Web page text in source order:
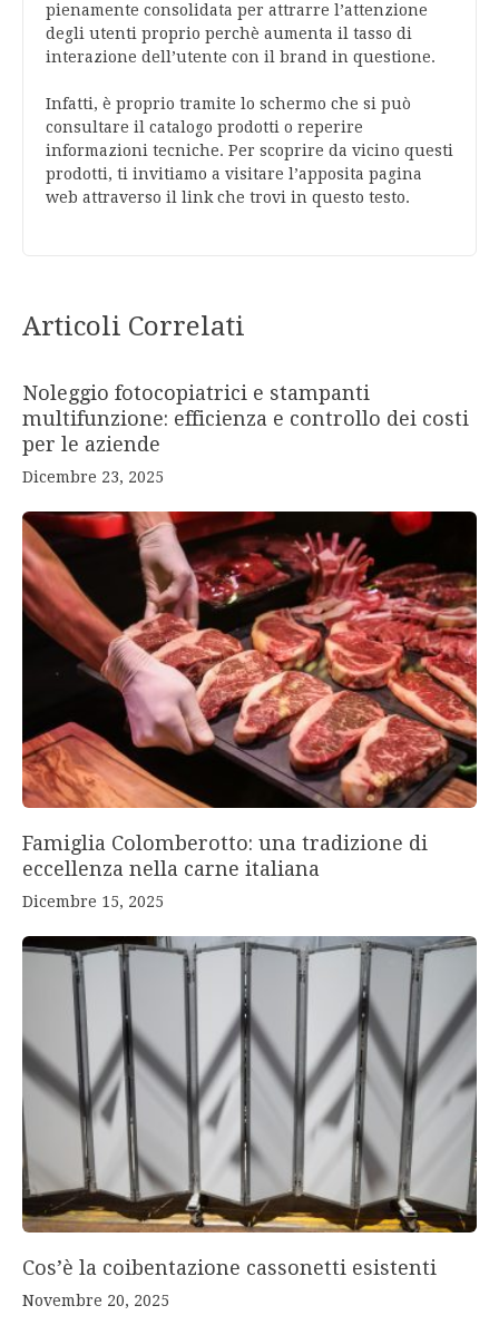
pienamente consolidata per attrarre l’attenzione
degli utenti proprio perchè aumenta il tasso di
interazione dell’utente con il brand in questione.
Infatti, è proprio tramite lo schermo che si può
consultare il catalogo prodotti o reperire
informazioni tecniche. Per scoprire da vicino questi
prodotti, ti invitiamo a visitare l’apposita pagina
web attraverso il link che trovi in questo testo.
Articoli Correlati
Noleggio fotocopiatrici e stampanti
multifunzione: efficienza e controllo dei costi
per le aziende
Dicembre 23, 2025
Famiglia Colomberotto: una tradizione di
eccellenza nella carne italiana
Dicembre 15, 2025
Cos’è la coibentazione cassonetti esistenti
Novembre 20, 2025